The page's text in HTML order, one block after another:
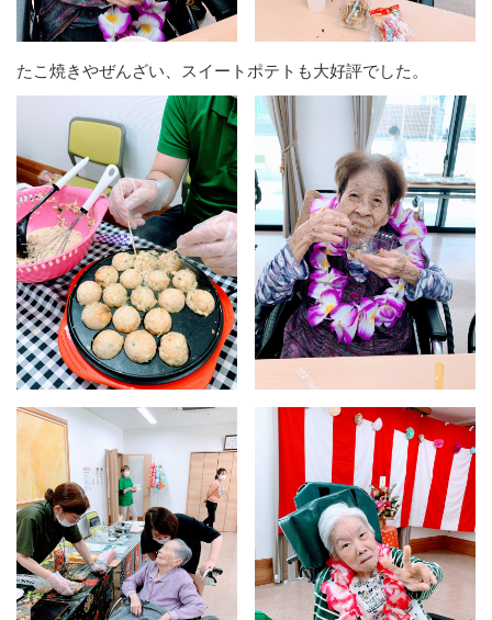
たこ焼きやぜんざい、スイートポテトも大好評でした。